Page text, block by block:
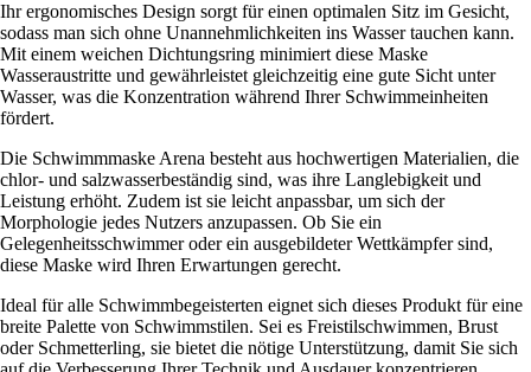
Ihr ergonomisches Design sorgt für einen optimalen Sitz im Gesicht,
sodass man sich ohne Unannehmlichkeiten ins Wasser tauchen kann.
Mit einem weichen Dichtungsring minimiert diese Maske
Wasseraustritte und gewährleistet gleichzeitig eine gute Sicht unter
Wasser, was die Konzentration während Ihrer Schwimmeinheiten
fördert.
Die Schwimmmaske Arena besteht aus hochwertigen Materialien, die
chlor- und salzwasserbeständig sind, was ihre Langlebigkeit und
Leistung erhöht. Zudem ist sie leicht anpassbar, um sich der
Morphologie jedes Nutzers anzupassen. Ob Sie ein
Gelegenheitsschwimmer oder ein ausgebildeter Wettkämpfer sind,
diese Maske wird Ihren Erwartungen gerecht.
Ideal für alle Schwimmbegeisterten eignet sich dieses Produkt für eine
breite Palette von Schwimmstilen. Sei es Freistilschwimmen, Brust
oder Schmetterling, sie bietet die nötige Unterstützung, damit Sie sich